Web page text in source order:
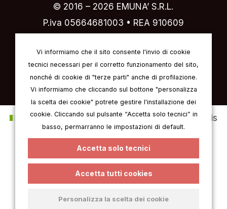
© 2016 – 2026 EMUNA’ S.R.L.
P.iva 05664681003 • REA 910609
Vi informiamo che il sito consente l'invio di cookie
tecnici necessari per il corretto funzionamento del sito,
nonché di cookie di "terze parti" anche di profilazione.
Vi informiamo che cliccando sul bottone "personalizza
la scelta dei cookie" potrete gestire l'installazione dei
cookie. Cliccando sul pulsante “Accetta solo tecnici” in
basso, permarranno le impostazioni di default.
Accetta solo tecnici
Accetta tutti cookies
Personalizza la scelta dei cookie
Italien Anglais Allemand
Français
Espagnol